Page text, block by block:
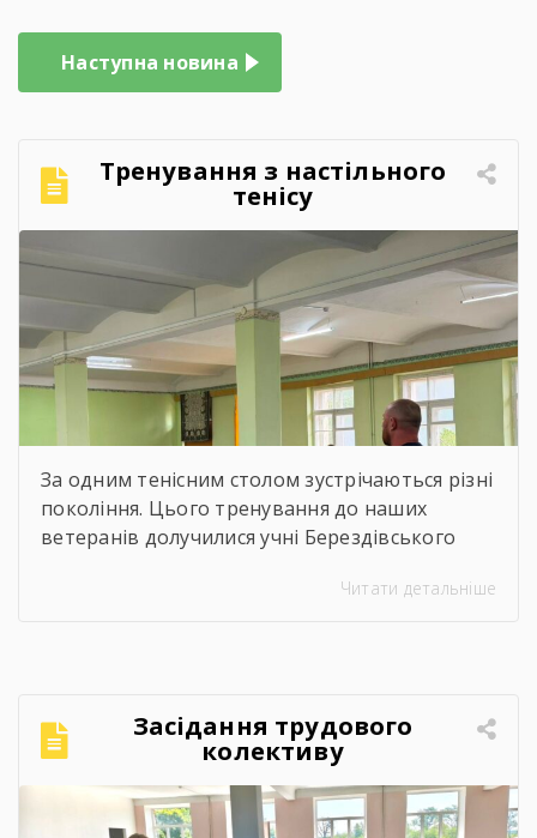
Наступна новина
Тренування з настільного
тенісу
За одним тенісним столом зустрічаються різні
покоління. Цього тренування до наших
ветеранів долучилися учні Берездівського
усмішок і щирого спілкування. Саме такі
відволіктися від буденності […]
Читати детальніше
Засідання трудового
колективу